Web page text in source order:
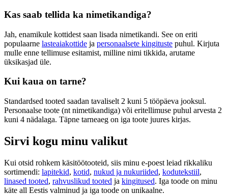
Kas saab tellida ka nimetikandiga?
Jah, enamikule kottidest saan lisada nimetikandi. See on eriti
populaarne lasteaiakottide ja personaalsete kingituste puhul. Kirjuta
mulle enne tellimuse esitamist, milline nimi tikkida, arutame
üksikasjad üle.
Kui kaua on tarne?
Standardsed tooted saadan tavaliselt 2 kuni 5 tööpäeva jooksul.
Personaalse toote (nt nimetikandiga) või eritellimuse puhul arvesta 2
kuni 4 nädalaga. Täpne tarneaeg on iga toote juures kirjas.
Sirvi kogu minu valikut
Kui otsid rohkem käsitöötooteid, siis minu e-poest leiad rikkaliku
sortimendi: lapitekid, kotid, nukud ja nukuriided, kodutekstiil,
linased tooted, rahvuslikud tooted ja kingitused. Iga toode on minu
käte all Eestis valminud ja iga toode on unikaalne.